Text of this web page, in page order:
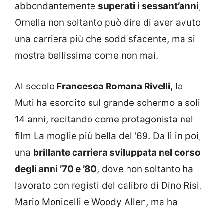
abbondantemente superati i sessant’anni,
Ornella non soltanto può dire di aver avuto
una carriera più che soddisfacente, ma si
mostra bellissima come non mai.
Al secolo Francesca Romana Rivelli, la
Muti ha esordito sul grande schermo a soli
14 anni, recitando come protagonista nel
film La moglie più bella del ’69. Da lì in poi,
una brillante carriera sviluppata nel corso
degli anni ’70 e ’80, dove non soltanto ha
lavorato con registi del calibro di Dino Risi,
Mario Monicelli e Woody Allen, ma ha